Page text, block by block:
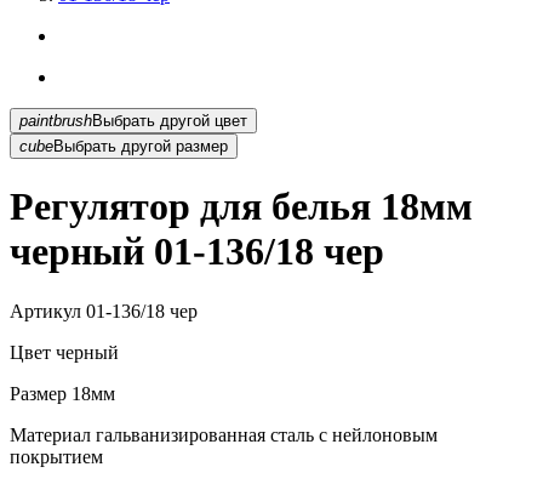
paintbrush
Выбрать другой цвет
cubeВыбрать другой размер
Регулятор для белья 18мм
черный 01-136/18 чер
Артикул 01-136/18 чер
Цвет черный
Размер 18мм
Материал гальванизированная сталь с нейлоновым
покрытием